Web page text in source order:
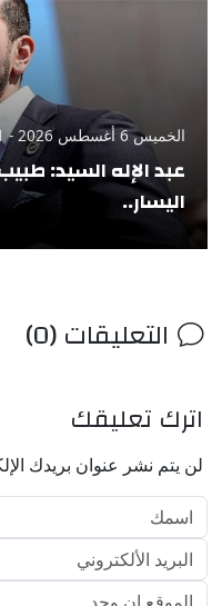
الخميس 6 أغسطس 2026 - 03:11
عبد الإله السيد:
اليسار..
التعليقات (0)
اترك تعليقك
لن يتم نشر عنوان بريدك